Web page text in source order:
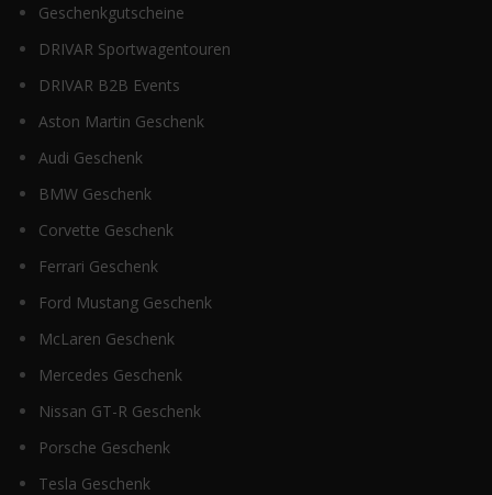
Geschenkgutscheine
DRIVAR Sportwagentouren
DRIVAR B2B Events
Aston Martin Geschenk
Audi Geschenk
BMW Geschenk
Corvette Geschenk
Ferrari Geschenk
Ford Mustang Geschenk
McLaren Geschenk
Mercedes Geschenk
Nissan GT-R Geschenk
Porsche Geschenk
Tesla Geschenk